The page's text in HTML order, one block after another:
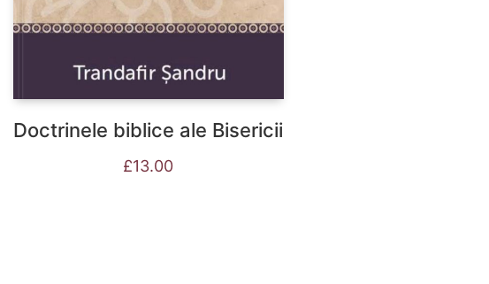
Doctrinele biblice ale Bisericii
£13.00